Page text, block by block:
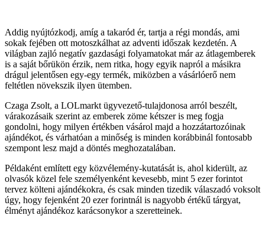
Addig nyújtózkodj, amíg a takaród ér, tartja a régi mondás, ami
sokak fejében ott motoszkálhat az adventi időszak kezdetén. A
világban zajló negatív gazdasági folyamatokat már az átlagemberek
is a saját bőrükön érzik, nem ritka, hogy egyik napról a másikra
drágul jelentősen egy-egy termék, miközben a vásárlóerő nem
feltétlen növekszik ilyen ütemben.
Czaga Zsolt, a LOLmarkt ügyvezető-tulajdonosa arról beszélt,
várakozásaik szerint az emberek zöme kétszer is meg fogja
gondolni, hogy milyen értékben vásárol majd a hozzátartozóinak
ajándékot, és várhatóan a minőség is minden korábbinál fontosabb
szempont lesz majd a döntés meghozatalában.
Példaként említett egy közvélemény-kutatását is, ahol kiderült, az
olvasók közel fele személyenként kevesebb, mint 5 ezer forintot
tervez költeni ajándékokra, és csak minden tizedik válaszadó voksolt
úgy, hogy fejenként 20 ezer forintnál is nagyobb értékű tárgyat,
élményt ajándékoz karácsonykor a szeretteinek.